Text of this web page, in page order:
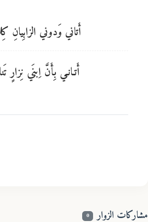
أَتاني وَدوني الزابِيانِ
أَتـانـي بِأَنَّ اِبنَي نِزارٍ
مشاركات الزوار 0